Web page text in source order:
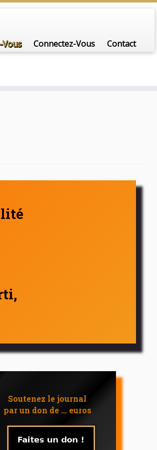
Vous Connectez-Vous Contact
Soutenez le journal
par un don de ... euros